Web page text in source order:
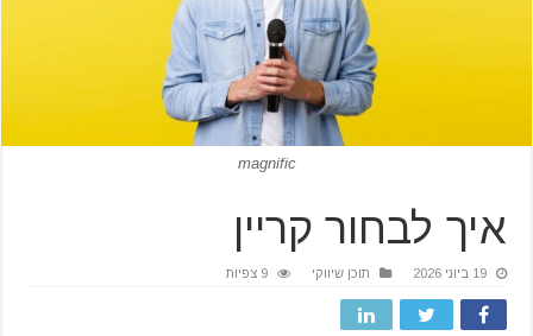
magnific
איך לבחור קריין
19 ביוני 2026 תוכן שיווקי 9 צפיות